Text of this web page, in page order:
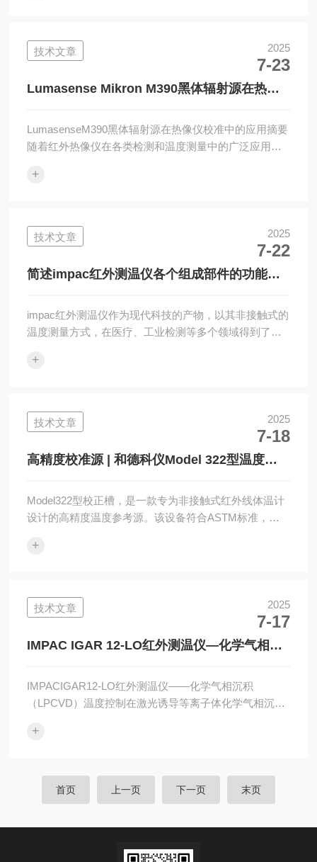
观察者能够区分四个条形。这个临界温差就是MRTD。
必须在决定MRTD的临界温差处远程测量每个目标的温
度空间分布。每个杆的平均温度与任何其他杆的平均温
度差异不得超过测量的MRTD。每个目标的...
技术文章 2025
7-23
Lumasense Mikron M390黑体辐射源在热像
LumasenseM390黑体辐射源在热像仪校准中的应用摘要
随着红外热像仪在各类检测和温度测量中的广泛应用，
作为一种标准的辐射源，具有稳定的辐射能力，广泛用
相关实验分析其在提高测温精度方面的作用。关键词：
LumasenseM390黑体、红外热像仪、热辐射、温度校准
1.引言红外热像仪是通过探测物体表面发出的红外辐...
+
技术文章 2025
7-22
简述impac红外测温仪各个组成部件的功能特
impac红外测温仪作为现代科技的产物，以其非接触式的
温度测量方式，在医疗、工业检测等多个领域得到了广
了解其各个组成部件的功能特点显得尤为重要。接下
并将其转换为电信号。不同类型的红外传感器（如热电
堆、热释电等）具有不同的敏感度和响应速度。这些传
感器能够精确地感应到微小的温度变化，确保了测温的
准确性。高灵敏度的传感器可以在不直接...
+
技术文章 2025
7-18
高精度校准源 | 和德科仪Model 322型温度校
Model322型校正槽，是一款专为非接触式红外线体温计
设计的高精度温度参考源。该设备符合ASTM标准，提
商、校准实验室及品质管制部门。产品概述Model322型
稳定性达到±0.005°C，并具备PID微电脑控制系统，实现
精确的恒温输出。此外，槽内配备强制循环泵，确保温
度分布均匀，避免因环境变化导致的测量误差。主要特
点高精...
+
技术文章 2025
7-17
IMPAC IGAR 12-LO红外测温仪—化学气相沉
IMPACIGAR12-LO红外测温仪——化学气相沉积
（LPCVD）温度控制在激光诱导等离子体化学气相沉积
量至关重要。精确的表面温度控制不仅影响涂层的生长
的范围内，任何微小的温度波动都可能导致沉积过程的
失败或涂层的质量不稳定。为了确保这一精度，IMPAC-
+
首页 上一页 下一页 末页